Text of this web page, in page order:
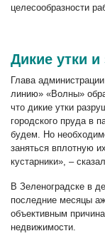
целесообразности
Дикие утки и
Глава
линию» «Волны»
что дикие утки
городского пруда в
будем. Но
заняться вплотную
кустарники», –
В Зеленоградске в
последние месяцы
объективным
недвижимости.